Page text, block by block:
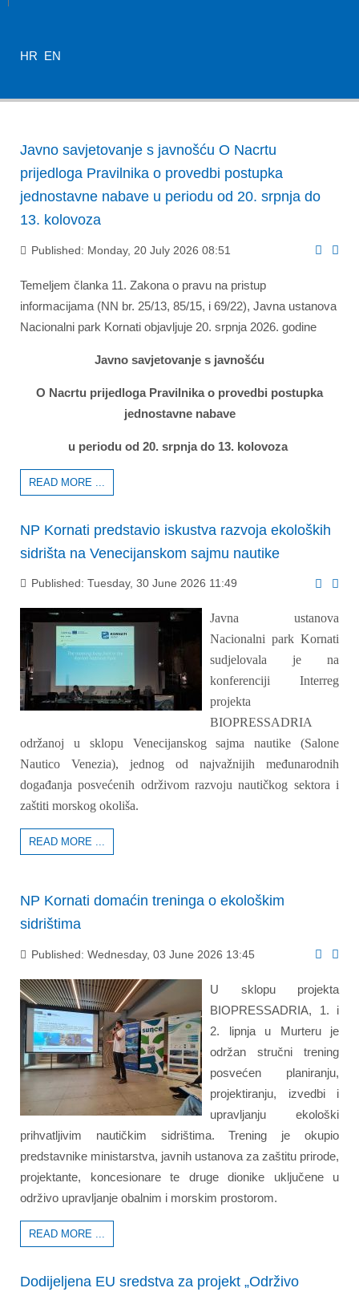
HR EN
Javno savjetovanje s javnošću O Nacrtu
prijedloga Pravilnika o provedbi postupka
jednostavne nabave u periodu od 20. srpnja do
13. kolovoza
Published: Monday, 20 July 2026 08:51
Temeljem članka 11. Zakona o pravu na pristup
informacijama (NN br. 25/13, 85/15, i 69/22), Javna ustanova
Nacionalni park Kornati objavljuje 20. srpnja 2026. godine
Javno savjetovanje s javnošću
O Nacrtu prijedloga Pravilnika o provedbi postupka
jednostavne nabave
u periodu od 20. srpnja do 13. kolovoza
READ MORE ...
NP Kornati predstavio iskustva razvoja ekoloških
sidrišta na Venecijanskom sajmu nautike
Published: Tuesday, 30 June 2026 11:49
Javna ustanova
Nacionalni park Kornati
sudjelovala je na
konferenciji Interreg
projekta
BIOPRESSADRIA
održanoj u sklopu Venecijanskog sajma nautike (Salone
Nautico Venezia), jednog od najvažnijih međunarodnih
događanja posvećenih održivom razvoju nautičkog sektora i
zaštiti morskog okoliša.
READ MORE ...
NP Kornati domaćin treninga o ekološkim
sidrištima
Published: Wednesday, 03 June 2026 13:45
U sklopu projekta
BIOPRESSADRIA, 1. i
2. lipnja u Murteru je
održan stručni trening
posvećen planiranju,
projektiranju, izvedbi i
upravljanju ekološki
prihvatljivim nautičkim sidrištima. Trening je okupio
predstavnike ministarstva, javnih ustanova za zaštitu prirode,
projektante, koncesionare te druge dionike uključene u
održivo upravljanje obalnim i morskim prostorom.
READ MORE ...
Dodijeljena EU sredstva za projekt „Održivo